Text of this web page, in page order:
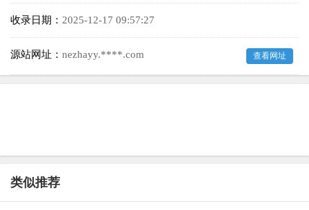
收录日期： 2025-12-17 09:57:27
源站网址： nezhayy.****.com 查看网址
类似推荐